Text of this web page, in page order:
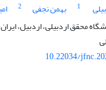
1 بهمن نجفی 2
محقق اردبیلی، اردبیل، ایران
10.22034/